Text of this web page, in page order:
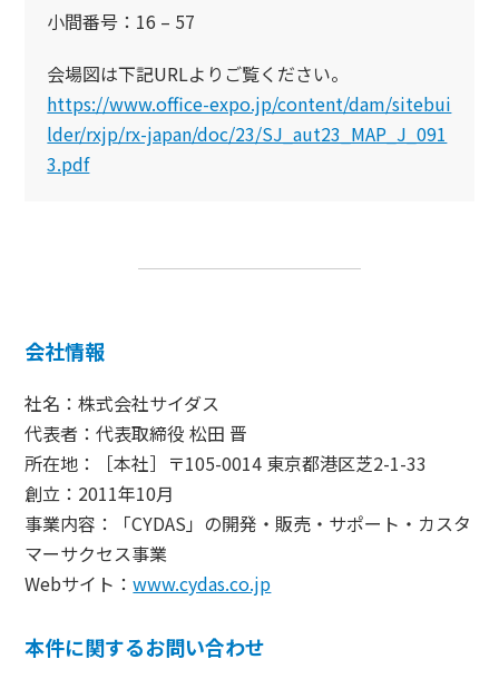
小間番号：16 – 57
会場図は下記URLよりご覧ください。
https://www.office-expo.jp/content/dam/sitebui
lder/rxjp/rx-japan/doc/23/SJ_aut23_MAP_J_091
3.pdf
会社情報
社名：株式会社サイダス
代表者：代表取締役 松田 晋
所在地：［本社］〒105-0014 東京都港区芝2-1-33
創立：2011年10月
事業内容：「CYDAS」の開発・販売・サポート・カスタ
マーサクセス事業
Webサイト：www.cydas.co.jp
本件に関するお問い合わせ